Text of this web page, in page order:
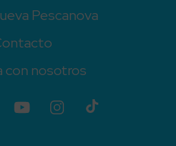
Pescanova
con nosotros